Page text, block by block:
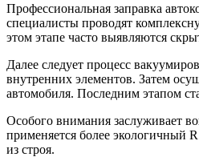
Профессиональная заправка
специалисты проводят
этом этапе часто выявляются
Далее следует процесс
внутренних элементов. Затем
автомобиля. Последним этапом
Особого внимания заслуживает
применяется более экологичный
из строя.